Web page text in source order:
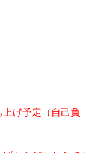
げ予定（自己負